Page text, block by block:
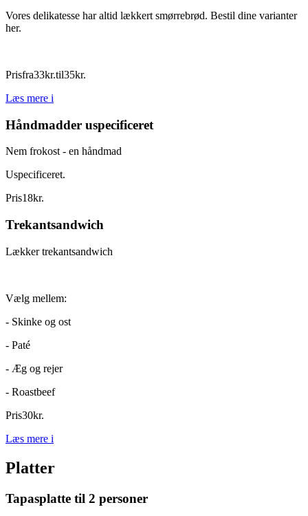
Vores delikatesse har altid lækkert smørrebrød. Bestil dine varianter
her.
Prisfra33kr.til35kr.
Læs mere i
Håndmadder uspecificeret
Nem frokost - en håndmad
Uspecificeret.
Pris18kr.
Trekantsandwich
Lækker trekantsandwich
Vælg mellem:
- Skinke og ost
- Paté
- Æg og rejer
- Roastbeef
Pris30kr.
Læs mere i
Platter
Tapasplatte til 2 personer